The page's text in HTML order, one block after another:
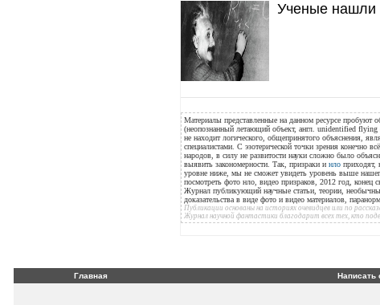
Ученые нашли
Материалы представленные на данном ресурсе пробуют
(неопознанный летающий объект, англ. unidentified flying
не находит логического, общепринятого объяснения,
специалистами. С эзотерической точки зрения конечно
народов, в силу не развитости науки сложно было
выявить закономерности. Так, призраки инло приходят,
уровне ниже, мы не сможет увидеть уровень выше
посмотреть фото нло, видео призраков, 2012 год, конец
Журнал публикующий научные статьи, теории,
доказательства в виде фото и видео материалов,
Публикации основаны на историях очевидцев или по
Журнал научной фантастики благодарит всех тех, кто
Главная Написать